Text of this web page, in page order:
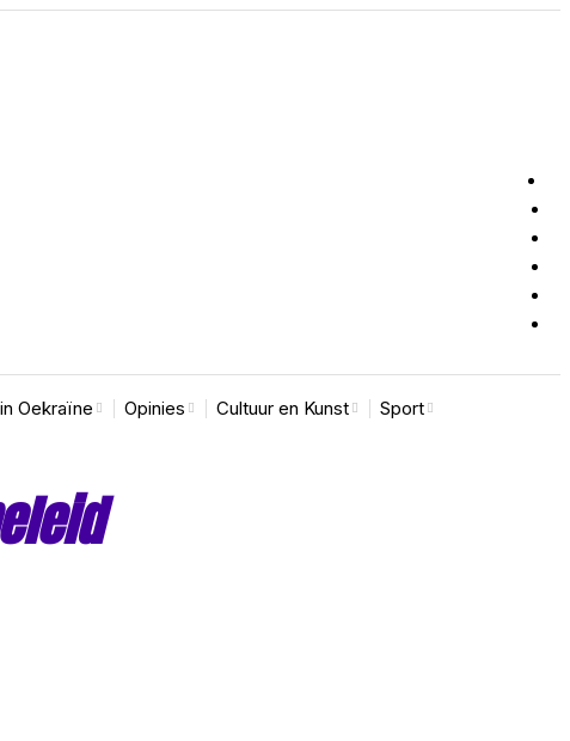
Oekraïne Opinies Cultuur en Kunst Sport